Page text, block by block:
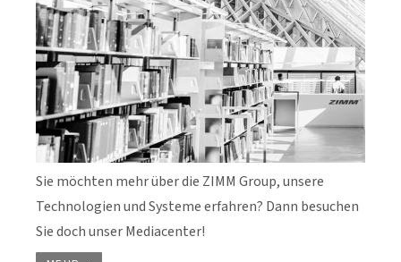
Sie möchten mehr über die ZIMM Group, unsere
Technologien und Systeme erfahren? Dann besuchen
Sie doch unser Mediacenter!